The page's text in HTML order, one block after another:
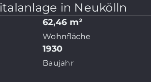
in Neukölln
62,46 m²
Wohnfläche
1930
Baujahr